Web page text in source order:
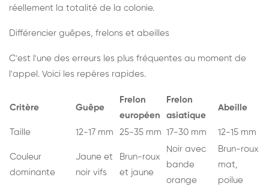
réellement la totalité de la colonie.
Différencier guêpes, frelons et abeilles
C'est l'une des erreurs les plus fréquentes au moment de
l'appel. Voici les repères rapides.
Critère Guêpe
Frelon
européen
Frelon
asiatique
Abeille
Taille 12-17 mm 25-35 mm 17-30 mm 12-15 mm
Couleur
dominante
Jaune et
noir vifs
Brun-roux
et jaune
Noir avec
bande
orange
Brun-roux
mat,
poilue